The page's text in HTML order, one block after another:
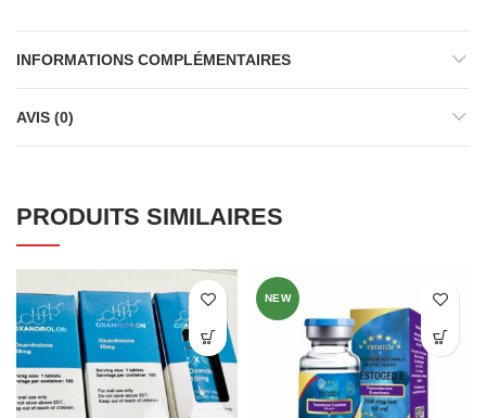
INFORMATIONS COMPLÉMENTAIRES
AVIS (0)
PRODUITS SIMILAIRES
NEW